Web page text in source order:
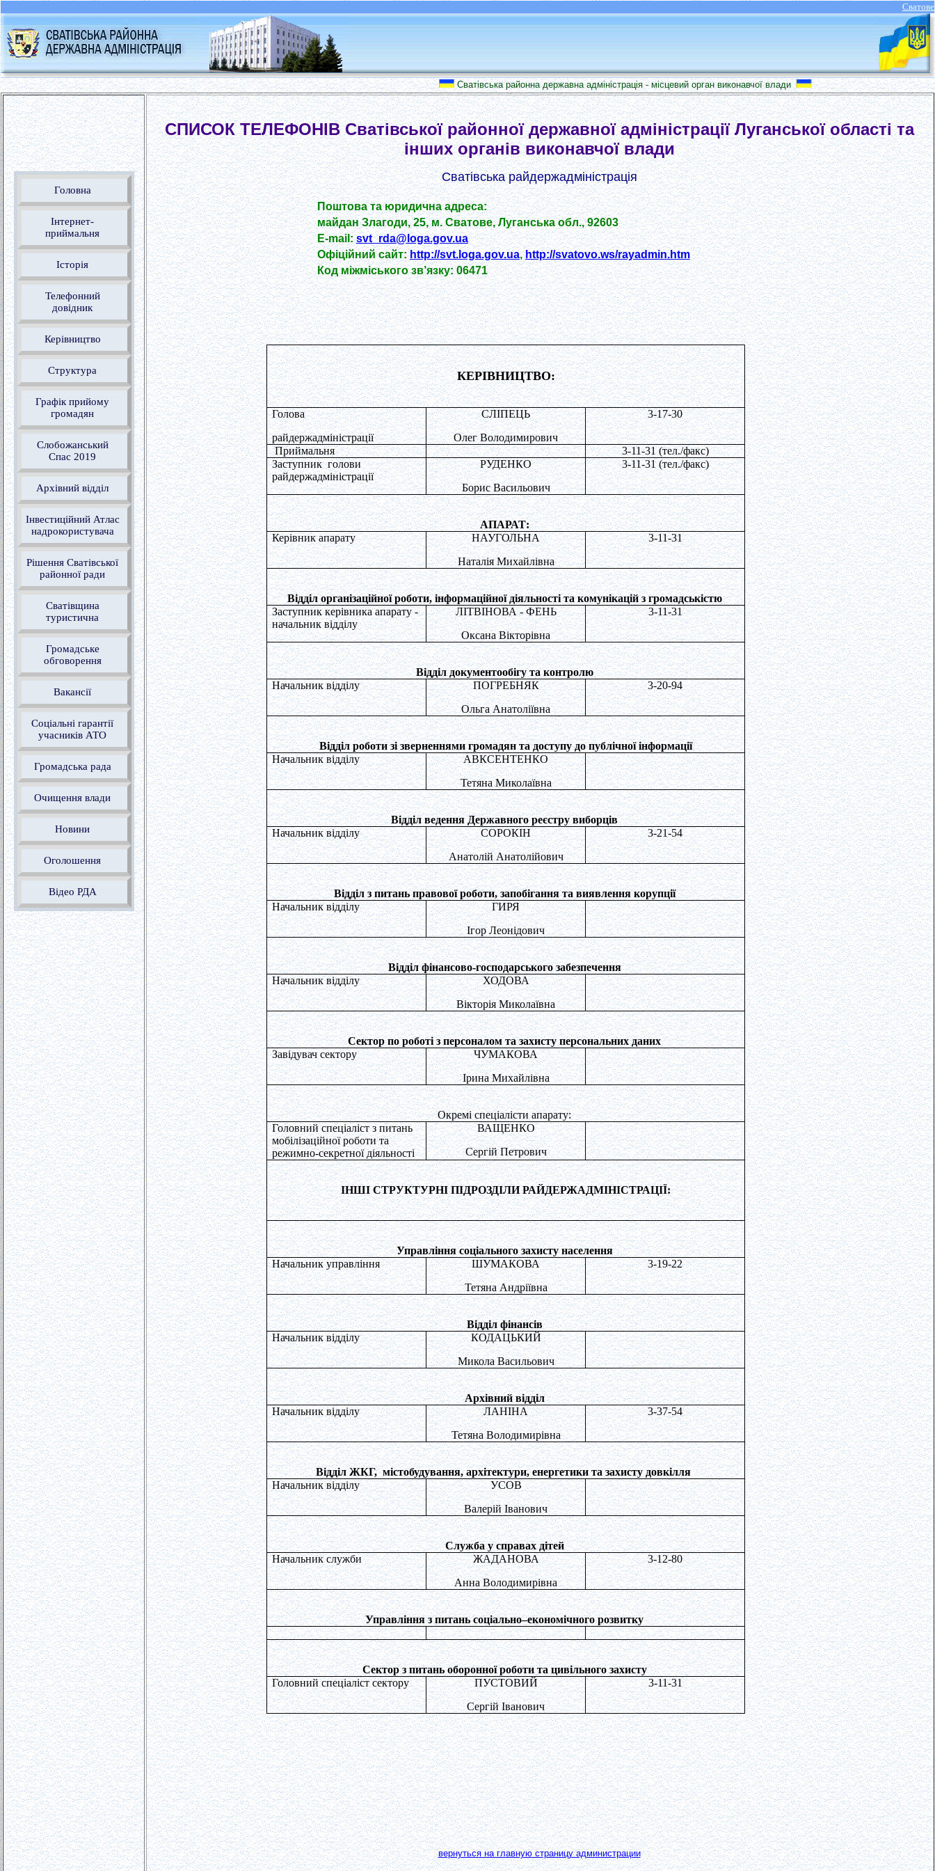
Сватове
Сватівська районна державна адміністрація - місцевий орган виконавчої влади
Головна
Інтернет-
приймальня
Історія
Телефонний
довідник
Керівництво
Структура
Графік прийому
громадян
Слобожанський
Спас 2019
Архівний відділ
Інвестиційний Атлас
надрокористувача
Рішення Сватівської
районної ради
Сватівщина
туристична
Громадське
обговорення
Вакансії
Соціальні гарантії
учасників АТО
Громадська рада
Очищення влади
Новини
Оголошення
Відео РДА
СПИСОК ТЕЛЕФОНІВ Сватівської районної державної адміністрації Луганської області та
інших органів виконавчої влади
Сватівська райдержадміністрація
Поштова та юридична адреса:
майдан Злагоди, 25, м. Сватове, Луганська обл., 92603
E-mail:svt_rda@loga.gov.ua
Офіційний сайт:http://svt.loga.gov.ua,http://svatovo.ws/rayadmin.htm
Код міжміського зв’язку: 06471
КЕРІВНИЦТВО:
Голова
райдержадміністрації
СЛІПЕЦЬ
Олег Володимирович
3-17-30
Приймальня
3-11-31 (тел./факс)
Заступник голови
райдержадміністрації
РУДЕНКО
Борис Васильович
3-11-31 (тел./факс)
АПАРАТ:
Керівник апарату
НАУГОЛЬНА
Наталія Михайлівна
3-11-31
Відділ організаційної роботи, інформаційної діяльності та комунікацій з громадськістю
Заступник керівника апарату -
начальник відділу
ЛІТВІНОВА - ФЕНЬ
Оксана Вікторівна
3-11-31
Відділ документообігу та контролю
Начальник відділу
ПОГРЕБНЯК
Ольга Анатоліївна
3-20-94
Відділ роботи зі зверненнями громадян та доступу до публічної інформації
Начальник відділу
АВКСЕНТЕНКО
Тетяна Миколаївна
Відділ ведення Державного реєстру виборців
Начальник відділу
СОРОКІН
Анатолій Анатолійович
3-21-54
Відділ з питань правової роботи, запобігання та виявлення корупції
Начальник відділу
ГИРЯ
Ігор Леонідович
Відділ фінансово-господарського забезпечення
Начальник відділу
ХОДОВА
Вікторія Миколаївна
Сектор по роботі з персоналом та захисту персональних даних
Завідувач сектору
ЧУМАКОВА
Ірина Михайлівна
Окремі спеціалісти апарату:
Головний спеціаліст з питань
мобілізаційної роботи та
режимно-секретної діяльності
ВАЩЕНКО
Сергій Петрович
ІНШІ СТРУКТУРНІ ПІДРОЗДІЛИ РАЙДЕРЖАДМІНІСТРАЦІЇ:
Управління соціального захисту населення
Начальник управління
ШУМАКОВА
Тетяна Андріївна
3-19-22
Відділ фінансів
Начальник відділу
КОДАЦЬКИЙ
Микола Васильович
Архівний відділ
Начальник відділу
ЛАНІНА
Тетяна Володимирівна
3-37-54
Відділ ЖКГ, містобудування, архітектури, енергетики та захисту довкілля
Начальник відділу
УСОВ
Валерій Іванович
Служба у справах дітей
Начальник служби
ЖАДАНОВА
Анна Володимирівна
3-12-80
Управління з питань соціально–економічного розвитку
Сектор з питань оборонної роботи та цивільного захисту
Головний спеціаліст сектору
ПУСТОВИЙ
Сергій Іванович
3-11-31
вернуться на главную страницу администрации